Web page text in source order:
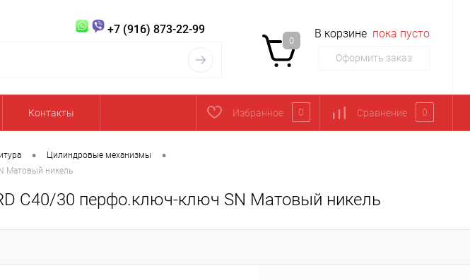
+7 (916) 873-22-99
0
В корзине пока пусто
Оформить заказ
Контакты Избранное 0 Сравнение 0
• Цилиндровые механизмы •
Матовый никель
C40/30 перфо.ключ-ключ SN Матовый никель